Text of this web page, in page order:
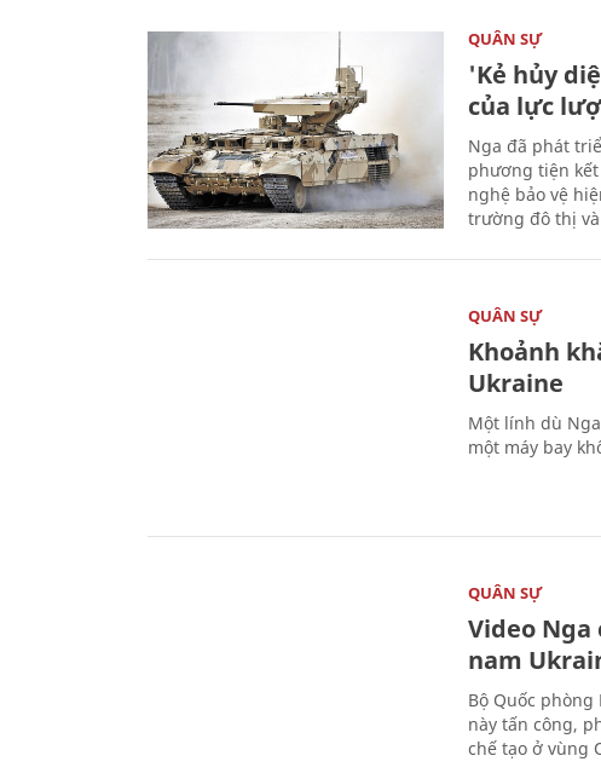
QUÂN SỰ
'Kẻ hủy
của lực
Nga đã phát
phương tiện
nghệ bảo vệ
trường đô thị
QUÂN SỰ
Khoảnh
Ukraine
Một lính dù
một máy bay
QUÂN SỰ
Video
nam
Bộ Quốc
này tấn công,
chế tạo ở vùng